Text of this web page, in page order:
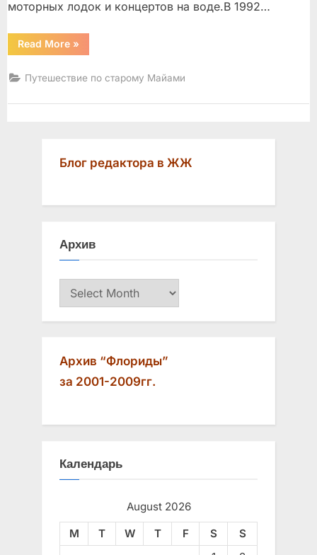
моторных лодок и концертов на воде.В 1992…
Read More“Водный
стадион”
»
Путешествие по старому Майами
Блог редактора в ЖЖ
Архив
Архив
Архив “Флориды”
за 2001-2009гг.
Календарь
August 2026
M
T W T F S
S